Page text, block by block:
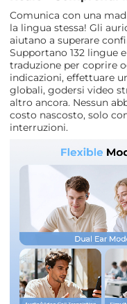
Comunica con una
la lingua stessa! Gli
aiutano a superare
Supportano 132 lingue
traduzione per coprire
indicazioni, effettuare
globali, godersi video
altro ancora. Nessun
costo nascosto, solo
interruzioni.